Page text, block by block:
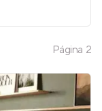
Página 2